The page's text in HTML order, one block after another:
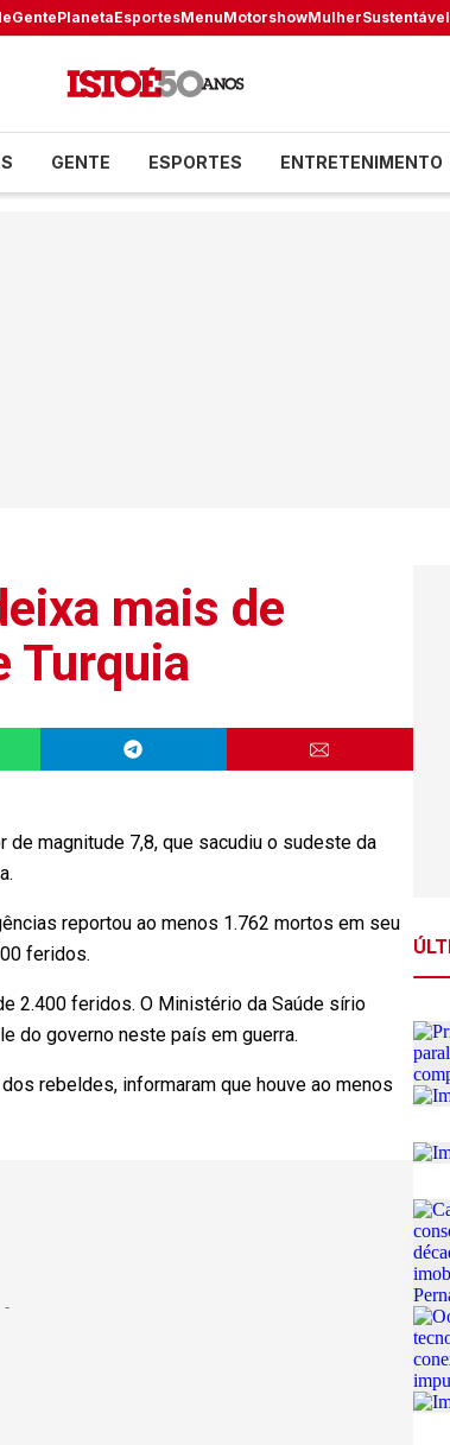
GentePlanetaEsportesMenuMotorshowMulherSustentável
GENTE ESPORTES ENTRETENIMENTO
mais de
Turquia
magnitude 7,8, que sacudiu o sudeste da
reportou ao menos 1.762 mortos em seu
feridos.
2.400 feridos. O Ministério da Saúde sírio
do governo neste país em guerra.
rebeldes, informaram que houve ao menos